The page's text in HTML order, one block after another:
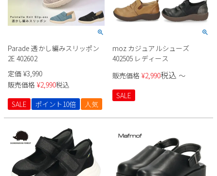
Parade 透かし編みスリッポン
2E 402602
定価 ¥3,990
販売価格 ¥2,990税込
SALE
ポイント10倍 人気
moz カジュアルシューズ
402505 レディース
販売価格 ¥2,990税込 〜
SALE